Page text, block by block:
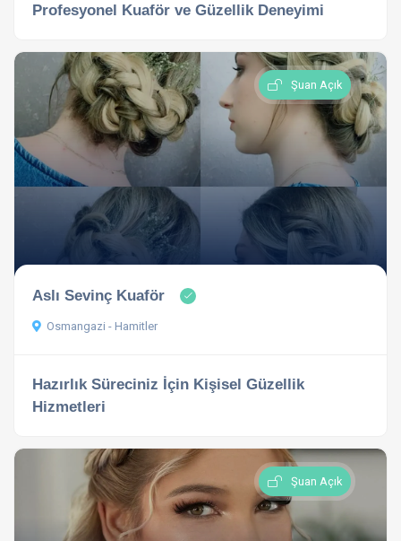
Profesyonel Kuaför ve Güzellik Deneyimi
Şuan Açık
Aslı Sevinç Kuaför
Osmangazi - Hamitler
Hazırlık Süreciniz İçin Kişisel Güzellik
Hizmetleri
Şuan Açık